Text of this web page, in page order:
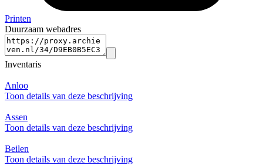
Printen
Duurzaam webadres
Inventaris
Anloo
Toon details van deze beschrijving
Assen
Toon details van deze beschrijving
Beilen
Toon details van deze beschrijving